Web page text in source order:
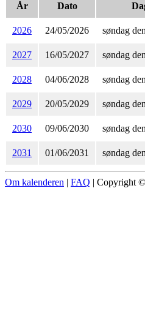
År Dato
2026 24/05/2026 søndag
2027 16/05/2027 søndag
2028 04/06/2028 søndag
2029 20/05/2029 søndag
2030 09/06/2030 søndag
2031 01/06/2031 søndag
Om kalenderen | FAQ | Copyright ©